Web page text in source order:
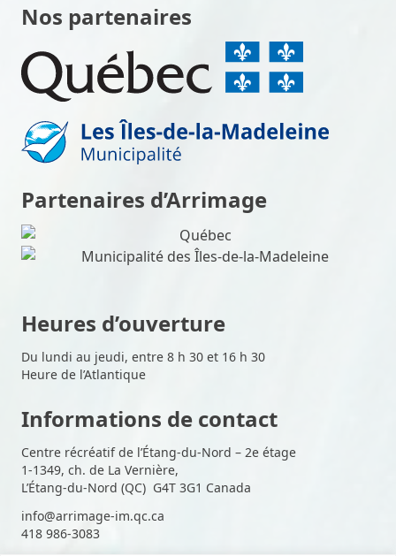
Nos partenaires
Partenaires d’Arrimage
Heures d’ouverture
Du lundi au jeudi, entre 8 h 30 et 16 h 30
Heure de l’Atlantique
Informations de contact
Centre récréatif de l’Étang-du-Nord – 2e étage
1-1349, ch. de La Vernière,
L’Étang-du-Nord (QC) G4T 3G1 Canada
info@arrimage-im.qc.ca
418 986-3083